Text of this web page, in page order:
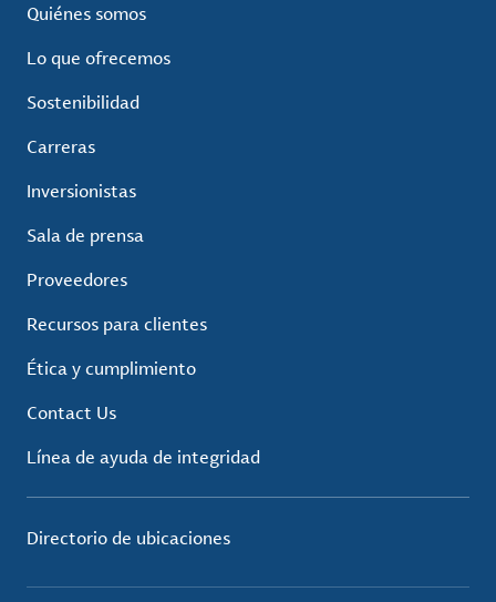
Quiénes somos
Lo que ofrecemos
Sostenibilidad
Carreras
Inversionistas
Sala de prensa
Proveedores
Recursos para clientes
Ética y cumplimiento
Contact Us
Línea de ayuda de integridad
Directorio de ubicaciones